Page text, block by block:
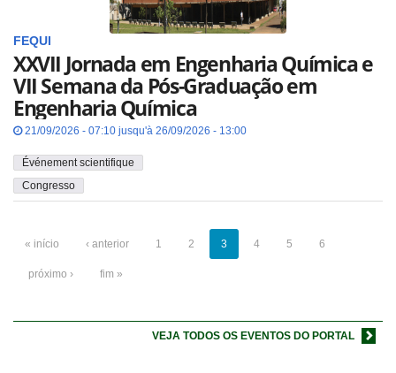
FEQUI
XXVII Jornada em Engenharia Química e
VII Semana da Pós-Graduação em
Engenharia Química
21/09/2026 - 07:10 jusqu'à 26/09/2026 - 13:00
Événement scientifique
Congresso
« início ‹ anterior 1 2 3 4 5 6
próximo › fim »
VEJA TODOS OS EVENTOS DO PORTAL